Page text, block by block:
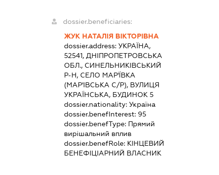
dossier.beneficiaries:
ЖУК НАТАЛІЯ ВІКТОРІВНА
dossier.address: УКРАЇНА,
52541, ДНІПРОПЕТРОВСЬКА
ОБЛ., СИНЕЛЬНИКІВСЬКИЙ
Р-Н, СЕЛО МАР'ЇВКА
(МАР'ІВСЬКА С/Р), ВУЛИЦЯ
УКРАЇНСЬКА, БУДИНОК 5
dossier.nationality: Україна
dossier.benefInterest: 95
dossier.benefType: Прямий
вирішальний вплив
dossier.benefRole: КІНЦЕВИЙ
БЕНЕФІЦІАРНИЙ ВЛАСНИК